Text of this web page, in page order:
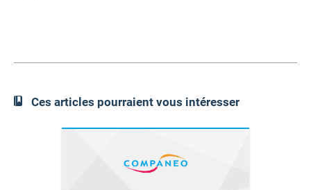
Ces articles pourraient vous intéresser